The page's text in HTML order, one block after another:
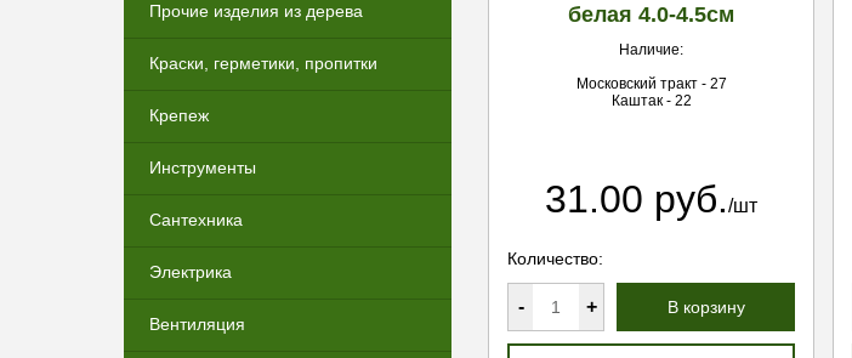
Прочие изделия из дерева
Краски, герметики, пропитки
Крепеж
Инструменты
Сантехника
Электрика
Вентиляция
белая 4.0-4.5см
Наличие:
Московский тракт - 27
Каштак - 22
31.00 руб./шт
Количество:
- + В корзину